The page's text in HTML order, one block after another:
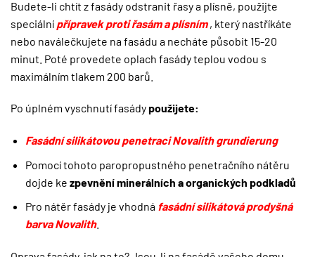
Budete-li chtít z fasády odstranit řasy a plísně, použijte
speciální přípravek proti řasám a plísním , který nastříkáte
nebo naválečkujete na fasádu a necháte působit 15-20
minut. Poté provedete oplach fasády teplou vodou s
maximálním tlakem 200 barů.
Po úplném vyschnutí fasádypoužijete:
Fasádní silikátovou penetraci Novalith grundierung
Pomocí tohoto paropropustného penetračního nátěru
dojde ke zpevnění minerálních a organických podkladů
Pro nátěr fasády je vhodná fasádní silikátová prodyšná
barva Novalith.